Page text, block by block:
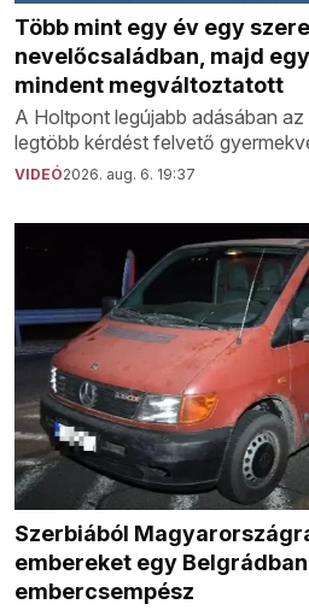
Több mint egy év egy
nevelőcsaládban, majd
mindent megváltoztatott
A Holtpont legújabb adásában
legtöbb kérdést felvető
VIDEÓ2026. aug. 6. 19:37
Szerbiából
embereket egy
embercsempész